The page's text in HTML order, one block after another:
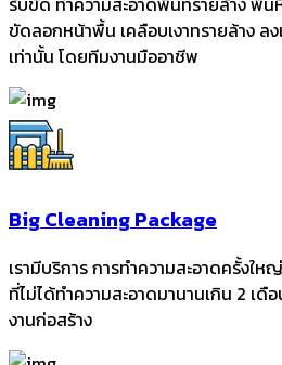
ขัดลอกหน้าพื้น เคลือบเงาทรายล้าง ลง
เท่านั้น โดยทีมงานมืออาชีพ
Big Cleaning Package
เรามีบริการ การทำความสะอาดครั้งใ
ที่ไม่ได้ทำความสะอาดมานานเกิน 2 เดื
งานก่อสร้าง